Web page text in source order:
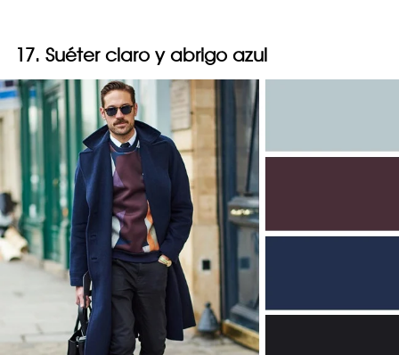
17. Suéter claro y abrigo azul